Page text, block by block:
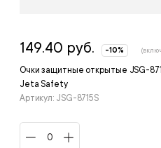
Очки защитные открытые JSG-
Jeta Safety
Артикул: JSG-8715S
149.40 руб. -10%